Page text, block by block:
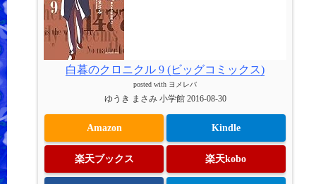
白暮のクロニクル 9 (ビッグコミックス)
posted with ヨメレバ
ゆうき まさみ 小学館 2016-08-30
Amazon Kindle
楽天ブックス 楽天kobo